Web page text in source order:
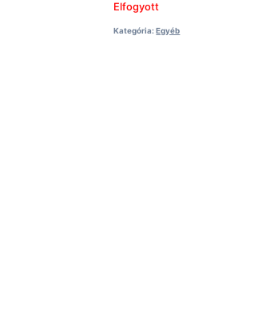
Elfogyott
Kategória:Egyéb